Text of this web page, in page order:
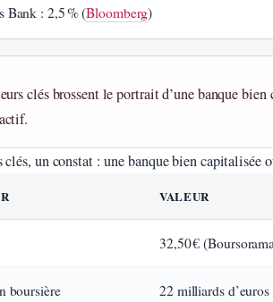
Bank : 2,5 % (Bloomberg)
clés brossent le portrait d’une banque
un constat : une banque bien capitalisée
VALEUR
32,50 €
boursière 22 milliards d’euros